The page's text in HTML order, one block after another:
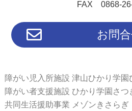
FAX 0868-
お問
障がい児入所施設 津山ひかり学園
障がい者支援施設 ひかり学園さつ
共同生活援助事業 メゾンきさらぎ